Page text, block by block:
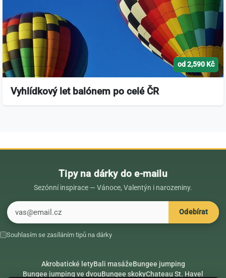
od 2,590 Kč
Vyhlídkový let balónem po celé ČR
Tipy na dárky do e-mailu
Sezónní inspirace — Vánoce, Valentýn i narozeniny.
Odebírat
Souhlasím se zasíláním tipů na dárky
Akrobatické letyBali masážeBungee jumping
Bungee jumping ve dvouBungee skokyChateau St. Havel